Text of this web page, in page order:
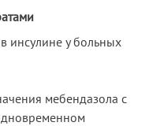
инсулине у больных
мебендазола с